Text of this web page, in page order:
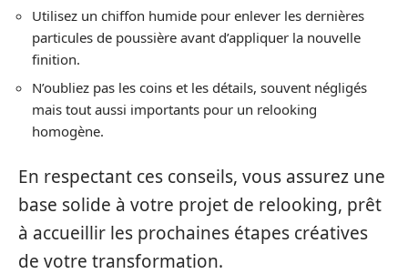
Utilisez un chiffon humide pour enlever les dernières
particules de poussière avant d’appliquer la nouvelle
finition.
N’oubliez pas les coins et les détails, souvent négligés
mais tout aussi importants pour un relooking
homogène.
En respectant ces conseils, vous assurez une
base solide à votre projet de relooking, prêt
à accueillir les prochaines étapes créatives
de votre transformation.